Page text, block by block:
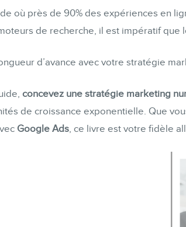
où près de 90% des expériences en
de recherche, il est impératif que
d’avance avec votre stratégie
concevez une stratégie marketing
de croissance exponentielle. Que
Google Ads, ce livre est votre fidèle